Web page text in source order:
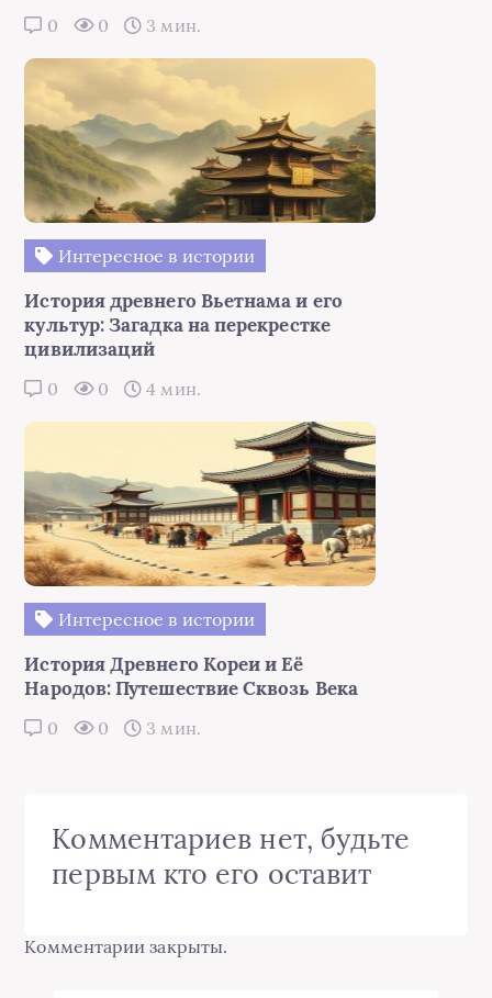
0 0 3 мин.
Интересное в истории
История древнего Вьетнама и его
культур: Загадка на перекрестке
цивилизаций
0 0 4 мин.
Интересное в истории
История Древнего Кореи и Её
Народов: Путешествие Сквозь Века
0 0 3 мин.
Комментариев нет, будьте
первым кто его оставит
Комментарии закрыты.